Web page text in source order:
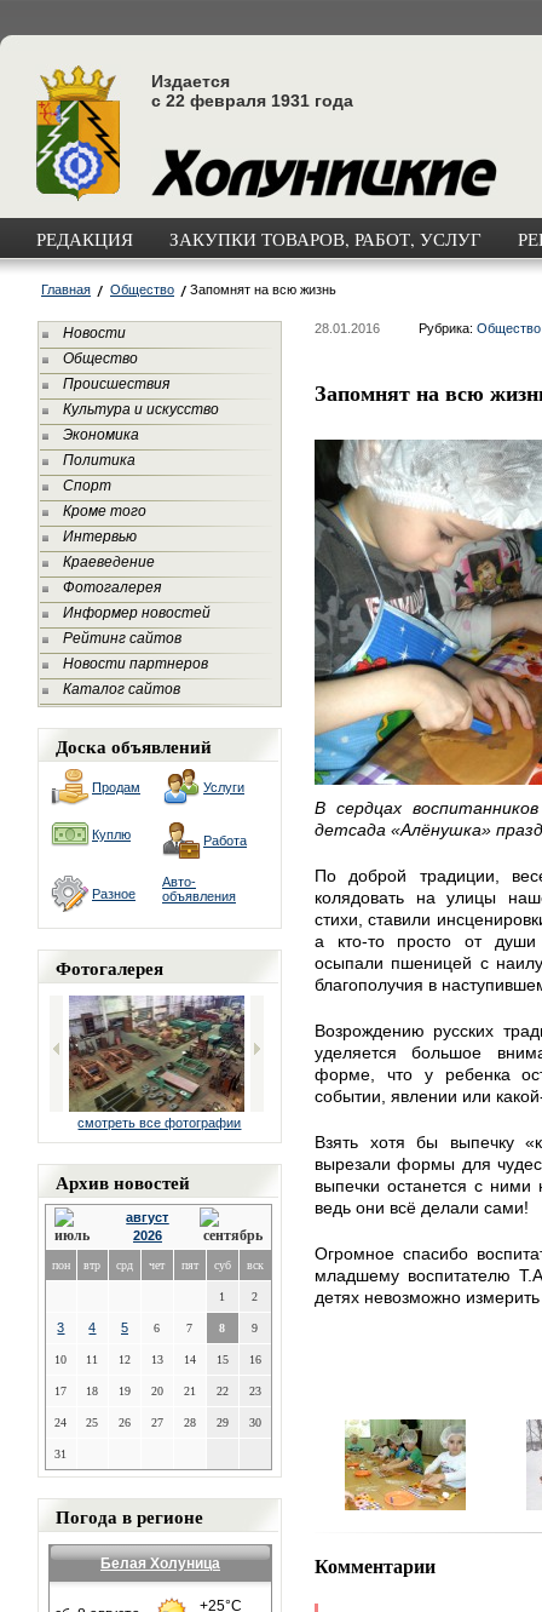
Издается
с 22 февраля 1931 года
РЕДАКЦИЯ ЗАКУПКИ ТОВАРОВ, РАБОТ, УСЛУГ
Главная Общество Запомнят на всю жизнь
Новости
Общество
Происшествия
Культура и искусство
Экономика
Политика
Спорт
Кроме того
Интервью
Краеведение
Фотогалерея
Информер новостей
Рейтинг сайтов
Новости партнеров
Каталог сайтов
Доска объявлений
Продам Услуги
Куплю Работа
Разное
Авто-
объявления
Фотогалерея
смотреть все фотографии
Архив новостей
август
2026
пон втр срд чет пят суб вск
1 2
3 4 5 6 7 8 9
10 11 12 13 14 15 16
17 18 19 20 21 22 23
24 25 26 27 28 29 30
31
Погода в регионе
Белая Холуница
28.01.2016 Рубрика: Общество
Запомнят на всю
В сердцах
детсада «Алёнушка»
По доброй традиции,
колядовать на улицы
стихи, ставили
а кто-то просто от
осыпали пшеницей с
благополучия в
Возрождению русских
уделяется большое
форме, что у ребенка
событии, явлении или
Взять хотя бы выпечку
вырезали формы для
выпечки останется с
ведь они всё делали сами!
Огромное спасибо
младшему воспитателю
детях невозможно
Комментарии